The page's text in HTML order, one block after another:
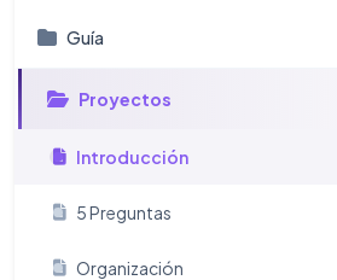
Guí­a
Proyectos
Introducción
5 Preguntas
Organización